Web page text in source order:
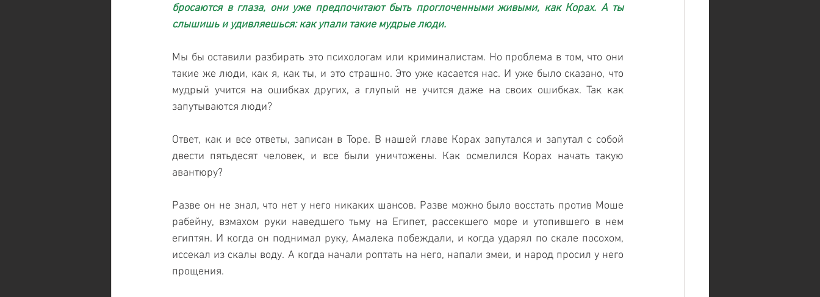
бросаются в глаза, они уже предпочитают быть проглоченными живыми, как Корах. А ты
слышишь и удивляешься: как упали такие мудрые люди.
Мы бы оставили разбирать это психологам или криминалистам. Но проблема в том, что они
такие же люди, как я, как ты, и это страшно. Это уже касается нас. И уже было сказано, что
мудрый учится на ошибках других, а глупый не учится даже на своих ошибках. Так как
запутываются люди?
Ответ, как и все ответы, записан в Торе. В нашей главе Корах запутался и запутал с собой
двести пятьдесят человек, и все были уничтожены. Как осмелился Корах начать такую
авантюру?
Разве он не знал, что нет у него никаких шансов. Разве можно было восстать против Моше
рабейну, взмахом руки наведшего тьму на Египет, рассекшего море и утопившего в нем
египтян. И когда он поднимал руку, Амалека побеждали, и когда ударял по скале посохом,
иссекал из скалы воду. А когда начали роптать на него, напали змеи, и народ просил у него
прощения.